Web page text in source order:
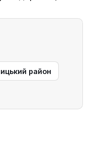
район